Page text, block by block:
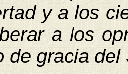
y a los
a los
de gracia del